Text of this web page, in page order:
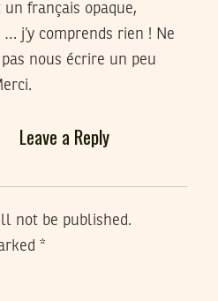
un français opaque,
j’y comprends rien ! Ne
nous écrire un peu
Leave a Reply
not be published.
*